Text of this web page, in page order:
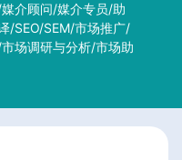
介顾问/媒介专员/助
/SEO/SEM/市场推广/
场调研与分析/市场助